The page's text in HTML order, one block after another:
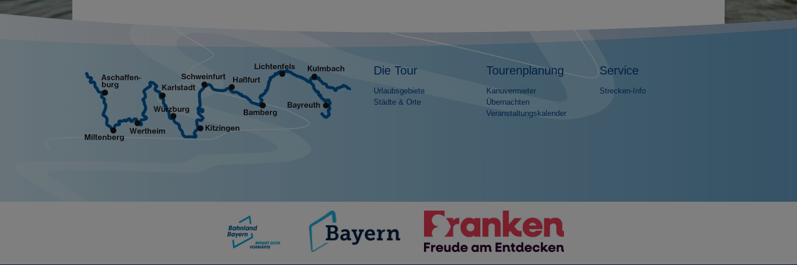
Die Tour
Urlaubsgebiete
Städte & Orte
Tourenplanung
Kanuvermieter
Übernachten
Veranstaltungskalender
Service
Strecken-Info